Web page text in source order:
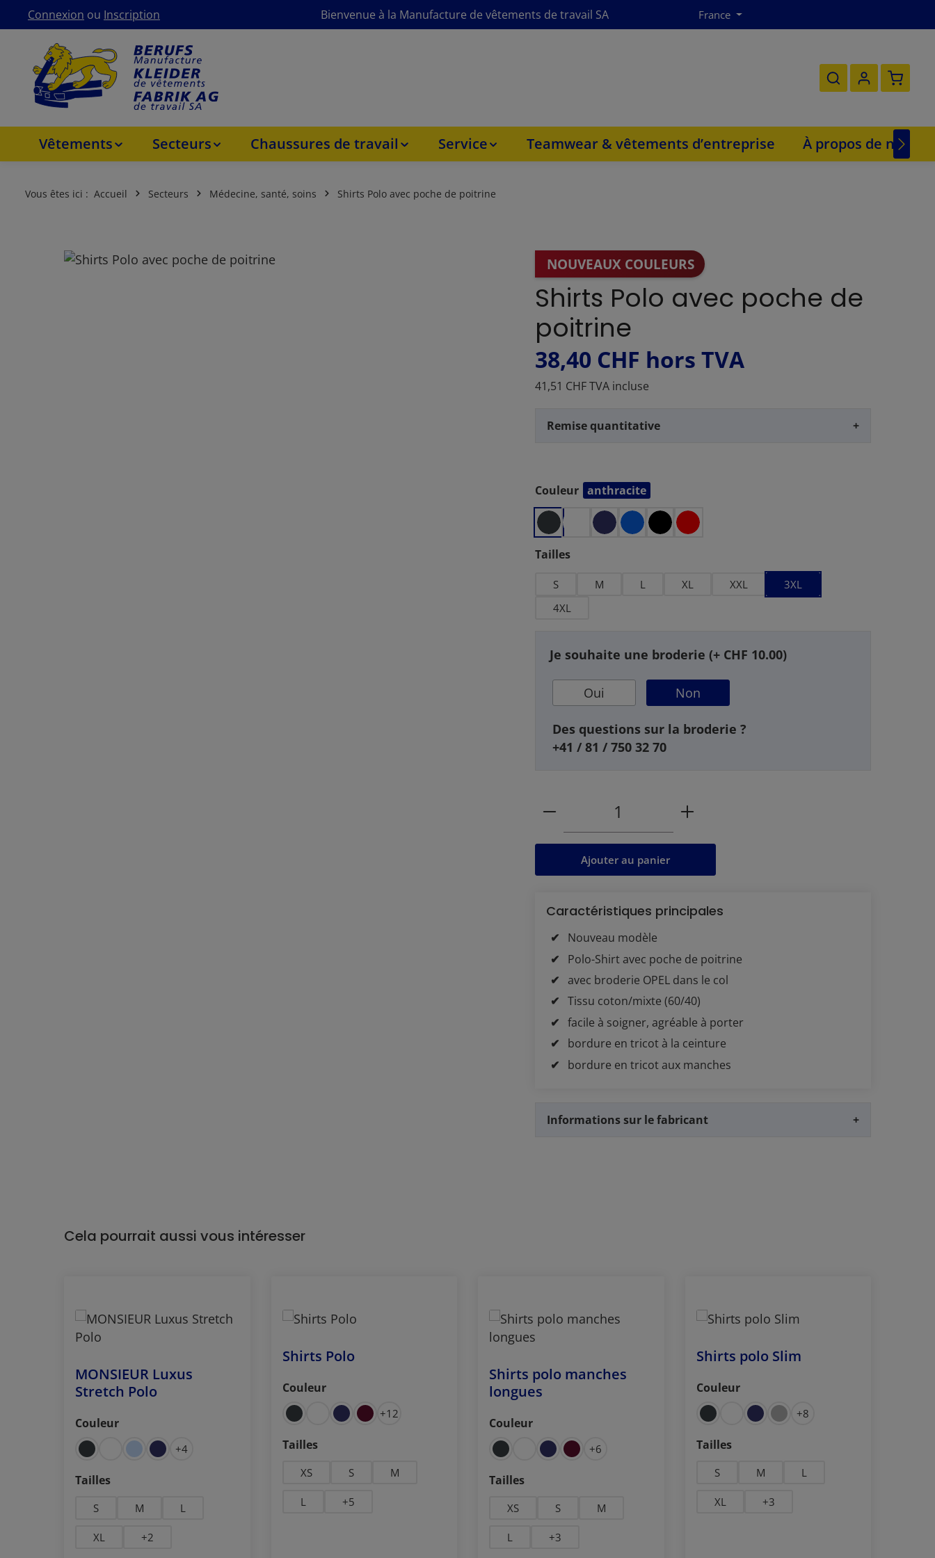
au contenu principal
Passer à la navigation principale
Connexion ou Inscription Bienvenue à la Manufacture de vêtements de travail SA France
Le
Vêtements Secteurs Chaussures de travail Service Teamwear & vêtements d’entreprise À propos de nous
Vous êtes ici : Accueil Secteurs Médecine, santé, soins Shirts Polo avec poche de poitrine
Ignorer la galerie d'images NOUVEAUX COULEURS
Shirts Polo avec poche de
poitrine
38,40 CHF hors TVA
41,51 CHF TVA incluse
Remise quantitative +
Sélectionnez
Couleur anthracite
Sélectionnez
Tailles
S M L XL XXL
3XL
4XL
Je souhaite une broderie (+ CHF 10.00)
Oui Non
Des questions sur la broderie ?
+41 / 81 / 750 32 70
Quantité de produit : Entrez la quantité
Ajouter au panier
Caractéristiques principales
Nouveau modèle
Polo-Shirt avec poche de poitrine
avec broderie OPEL dans le col
Tissu coton/mixte (60/40)
facile à soigner, agréable à porter
bordure en tricot à la ceinture
bordure en tricot aux manches
Informations sur le fabricant +
Cela pourrait aussi vous intéresser
MONSIEUR Luxus
Stretch Polo
Sélectionnez
Couleur
+4
Sélectionnez
Tailles
S M L
XL +2
Shirts Polo
Sélectionnez
Couleur
+12
Sélectionnez
Tailles
XS S M
L +5
Shirts polo manches
longues
Sélectionnez
Couleur
+6
Sélectionnez
Tailles
XS S M
L +3
Shirts polo Slim
Sélectionnez
Couleur
+8
Sélectionnez
Tailles
S M L
XL +3